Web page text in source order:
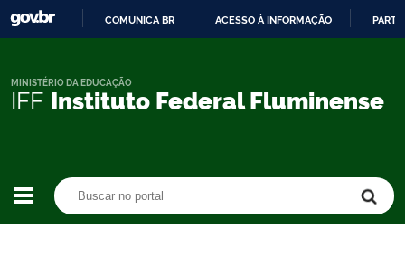
CONTEÚDO
COMUNICA BR ACESSO À INFORMAÇÃO
IFF Instituto Federal Fluminense
MINISTÉRIO DA EDUCAÇÃO